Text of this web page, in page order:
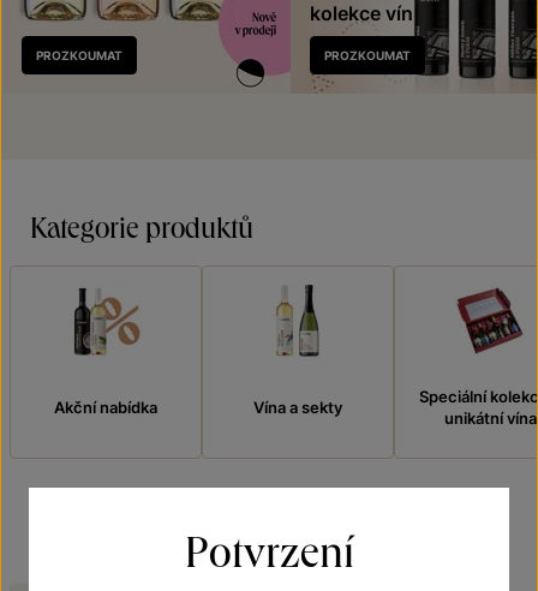
Nově
v prodeji
PROZKOUMAT
kolekce vín
PROZKOUMAT
Kategorie produktů
Akční nabídka Vína a sekty
Speciální
unikátní vína
Potvrzení